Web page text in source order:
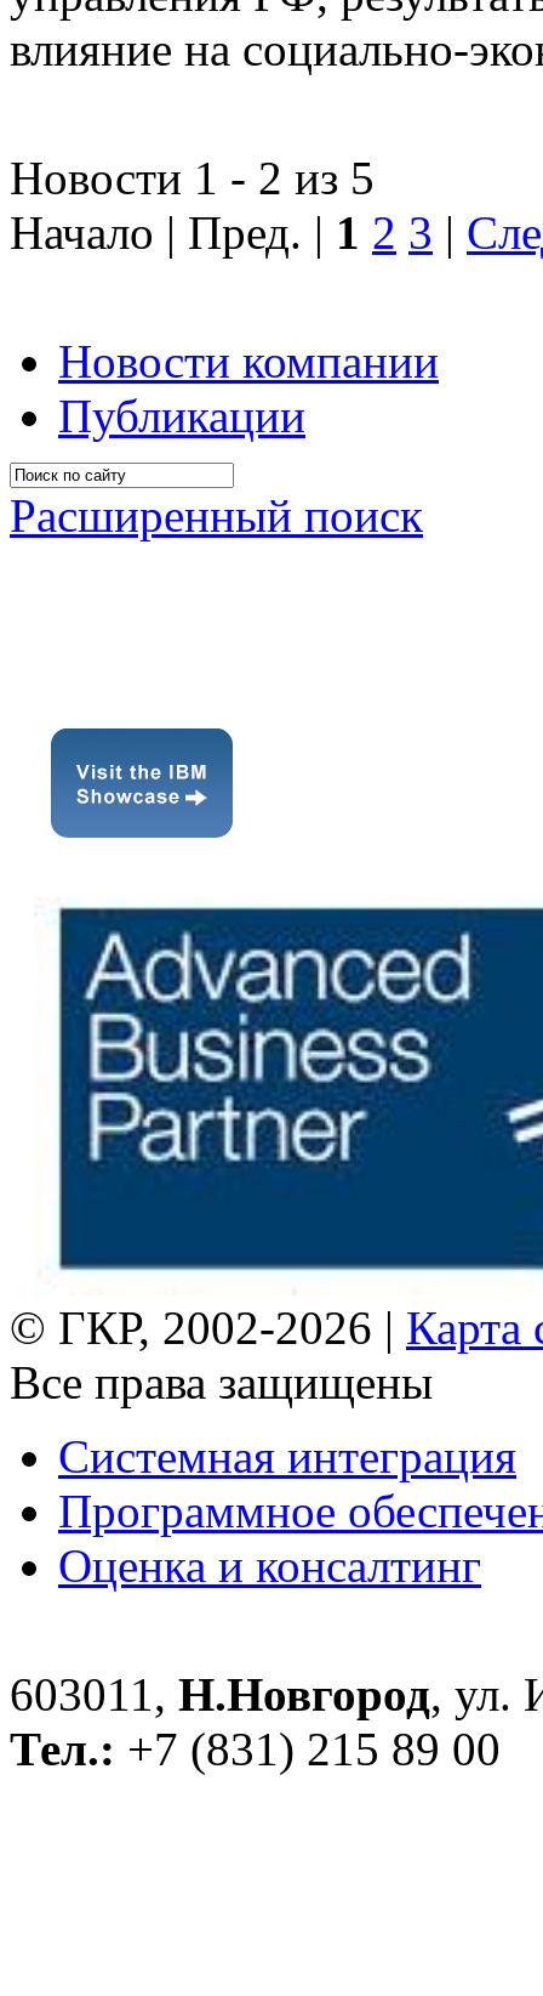
влияние на социально-
Новости 1 - 2 из 5
Начало | Пред. | 1 2 3 |
Новости компании
Публикации
Расширенный поиск
© ГКР, 2002-2026 | Карта
Все права защищены
Системная интеграция
Программное
Оценка и консалтинг
603011, Н.Новгород, ул.
Тел.: +7 (831) 215 89 00